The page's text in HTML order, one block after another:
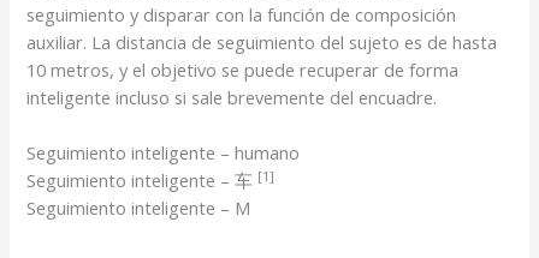
seguimiento y disparar con la función de composición
auxiliar. La distancia de seguimiento del sujeto es de hasta
10 metros, y el objetivo se puede recuperar de forma
inteligente incluso si sale brevemente del encuadre.
Seguimiento inteligente – humano
Seguimiento inteligente – ⻋ [1]
Seguimiento inteligente – M